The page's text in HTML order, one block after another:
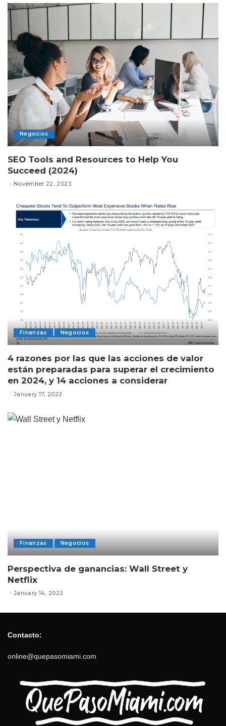
Negocios
SEO Tools and Resources to Help You
Succeed (2024)
November 22, 2023
Finanzas Negocios
4 razones por las que las acciones de valor
están preparadas para superar el crecimiento
en 2024, y 14 acciones a considerar
January 17, 2022
Finanzas Negocios
Perspectiva de ganancias: Wall Street y
Netflix
January 14, 2022
Contacto:
online@quepasomiami.com